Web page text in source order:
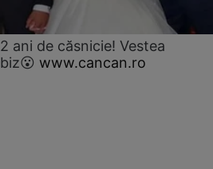
ani de căsnicie! Vestea
www.cancan.ro